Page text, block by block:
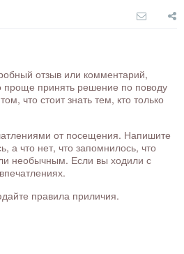
отзыв или комментарий,
принять решение по поводу
что стоит знать тем, кто только
от посещения. Напишите
а что нет, что запомнилось, что
необычным. Если вы ходили с
правила приличия.